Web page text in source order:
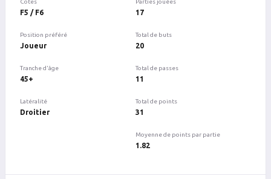
Cotes
F5 / F6
Position préféré
Joueur
Tranche d'âge
45+
Latéralité
Droitier
Parties jouées
17
Total de buts
20
Total de passes
11
Total de points
31
Moyenne de points par partie
1.82